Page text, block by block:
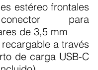
estéreo frontales
para
de 3,5 mm
a través
de carga USB-C